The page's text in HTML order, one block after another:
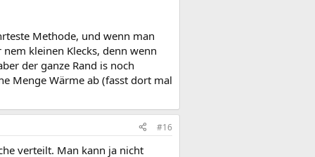
Methode, und wenn man
kleinen Klecks, denn wenn
der ganze Rand is noch
Menge Wärme ab (fasst dort mal
#16
verteilt. Man kann ja nicht